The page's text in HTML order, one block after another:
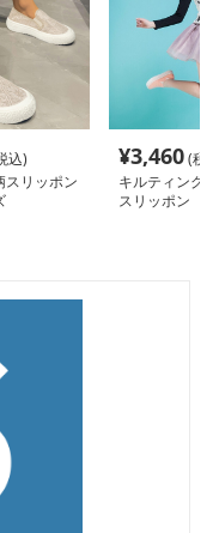
込)
スリッポン
¥3,460(税
キルティング
スリッポン